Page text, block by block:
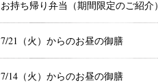
お持ち帰り弁当（期間限定のご紹介）
7/21（火）からのお昼の御膳
7/14（火）からのお昼の御膳